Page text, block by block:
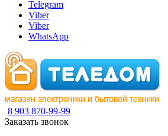
Telegram
Viber
Viber
WhatsApp
8 903 870-99-99
Заказать звонок